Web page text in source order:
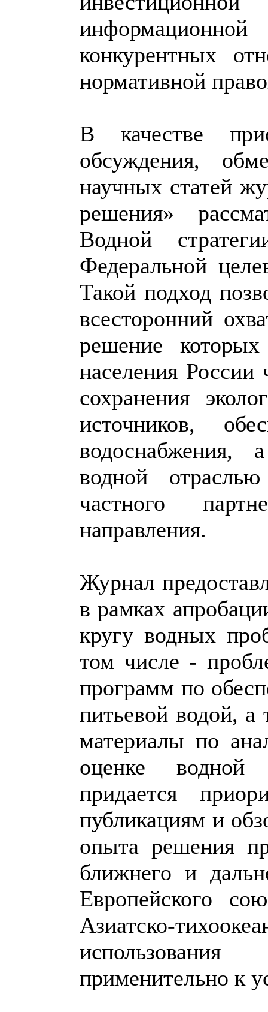
конкурентных
нормативной
В качестве
обсуждения,
научных статей
решения»
Водной
Федеральной
Такой подход
всесторонний
решение
населения
сохранения
источников,
водоснабжения,
водной
частного
направления.
Журнал
в рамках
кругу водных
том числе -
программ по
питьевой водой, а
материалы по
оценке
придается
публикациям и
опыта решения
ближнего и
Европейского
Азиатско-
использования
применительно к